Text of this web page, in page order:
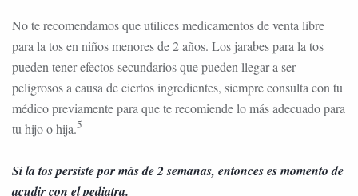
No te recomendamos que utilices medicamentos de venta libre
para la tos en niños menores de 2 años. Los jarabes para la tos
pueden tener efectos secundarios que pueden llegar a ser
peligrosos a causa de ciertos ingredientes, siempre consulta con tu
médico previamente para que te recomiende lo más adecuado para
tu hijo o hija.5
Si la tos persiste por más de 2 semanas, entonces es momento de
acudir con el pediatra.